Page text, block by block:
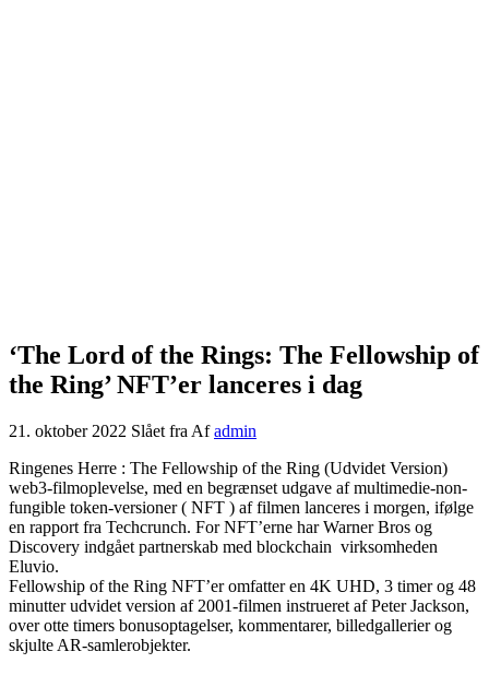
‘The Lord of the Rings: The Fellowship of
the Ring’ NFT’er lanceres i dag
21. oktober 2022 Slået fra Af admin
Ringenes Herre : The Fellowship of the Ring (Udvidet Version)
web3-filmoplevelse, med en begrænset udgave af multimedie-non-
fungible token-versioner ( NFT ) af filmen lanceres i morgen, ifølge
en rapport fra Techcrunch. For NFT’erne har Warner Bros og
Discovery indgået partnerskab med blockchain virksomheden
Eluvio.
Fellowship of the Ring NFT’er omfatter en 4K UHD, 3 timer og 48
minutter udvidet version af 2001-filmen instrueret af Peter Jackson,
over otte timers bonusoptagelser, kommentarer, billedgallerier og
skjulte AR-samlerobjekter.